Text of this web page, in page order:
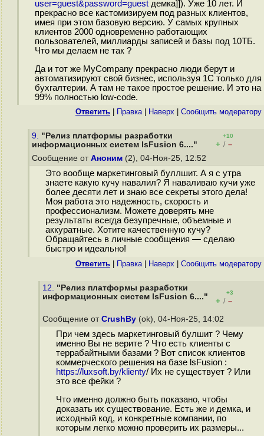
user=guest&password=guestдемка]]). Уже 10 лет. И
прекрасно все кастомизируем под разных клиентов,
имея при этом базовую версию. У самых крупных
клиентов 2000 одновременно работающих
пользователей, миллиарды записей и базы под 10ТБ.
Что мы делаем не так ?
Да и тот же MyCompany прекрасно люди берут и
автоматизируют свой бизнес, используя 1С только для
бухгалтерии. А там не такое простое решение. И это на
99% полностью low-code.
Ответить Правка| Наверх Cообщить модератору
9. "Релиз платформы разработки
информационных систем lsFusion 6...."
+10
+ / –
Сообщение от Аноним (2), 04-Ноя-25, 12:52
Это вообще маркетинговый буллшит. А я с утра
знаете какую кучу навалил? Я наваливаю кучи уже
более десяти лет и знаю все секреты этого дела!
Моя работа это надежность, скорость и
профессионализм. Можете доверять мне
результаты всегда безупречные, объемные и
аккуратные. Хотите качественную кучу?
Обращайтесь в личные сообщения — сделаю
быстро и идеально!
Ответить Правка| Наверх Cообщить модератору
12. "Релиз платформы разработки
информационных систем lsFusion 6...."
+3
+ / –
Сообщение от CrushBy (ok), 04-Ноя-25, 14:02
При чем здесь маркетинговый булшит ? Чему
именно Вы не верите ? Что есть клиенты с
террабайтными базами ? Вот список клиентов
коммерческого решения на базе lsFusion :
https://luxsoft.by/klienty/ Их не существует ? Или
это все фейки ?
Что именно должно быть показано, чтобы
доказать их существование. Есть же и демка, и
исходный код, и конкретные компании, по
которым легко можно проверить их размеры...